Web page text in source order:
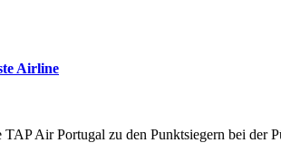
Airline
Air Portugal zu den Punktsiegern bei der